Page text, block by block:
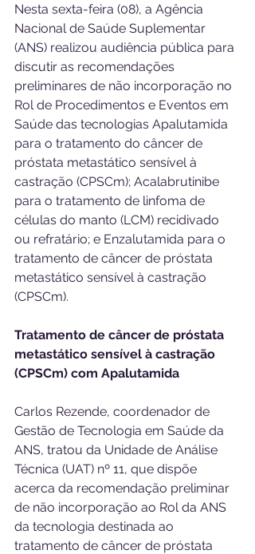
Nesta sexta-feira (08), a Agência
Nacional de Saúde Suplementar
(ANS) realizou audiência pública para
discutir as recomendações
preliminares de não incorporação no
Rol de Procedimentos e Eventos em
Saúde das tecnologias Apalutamida
para o tratamento do câncer de
próstata metastático sensível à
castração (CPSCm); Acalabrutinibe
para o tratamento de linfoma de
células do manto (LCM) recidivado
ou refratário; e Enzalutamida para o
tratamento de câncer de próstata
metastático sensível à castração
(CPSCm).
Tratamento de câncer de próstata
metastático sensível à castração
(CPSCm) com Apalutamida
Carlos Rezende, coordenador de
Gestão de Tecnologia em Saúde da
ANS, tratou da Unidade de Análise
Técnica (UAT) nº 11, que dispõe
acerca da recomendação preliminar
de não incorporação ao Rol da ANS
da tecnologia destinada ao
tratamento de câncer de próstata